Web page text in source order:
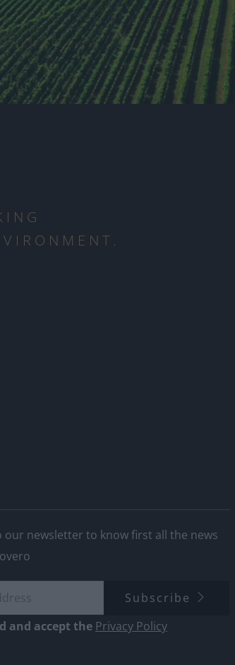
our newsletter to know first all the news
Subscribe
and accept the Privacy Policy